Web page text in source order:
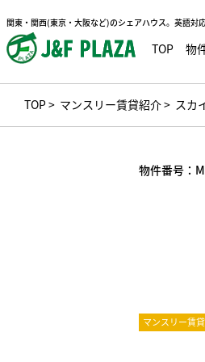
関東・関西(東京・大阪など)のシェアハウス。英語対
TOP 物
TOP> マンスリー賃貸紹介> スカ
物件番号：
マンスリー賃貸